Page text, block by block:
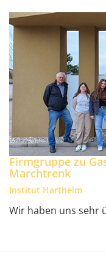
Firmgruppe zu
Marchtrenk
Institut Hartheim
Wir haben uns sehr